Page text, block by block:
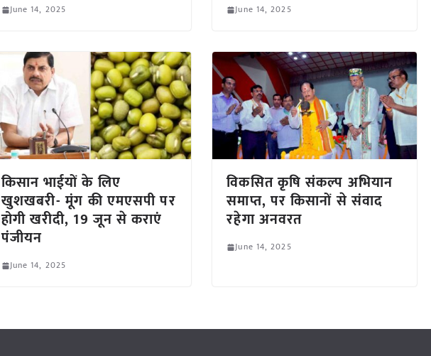
June 14, 2025 June 14, 2025
किसान भाईयों के लिए
खुशखबरी- मूंग की एमएसपी पर
होगी खरीदी, 19 जून से कराएं
पंजीयन
June 14, 2025
विकसित कृषि संकल्प अभियान
समाप्त, पर किसानों से संवाद
रहेगा अनवरत
June 14, 2025